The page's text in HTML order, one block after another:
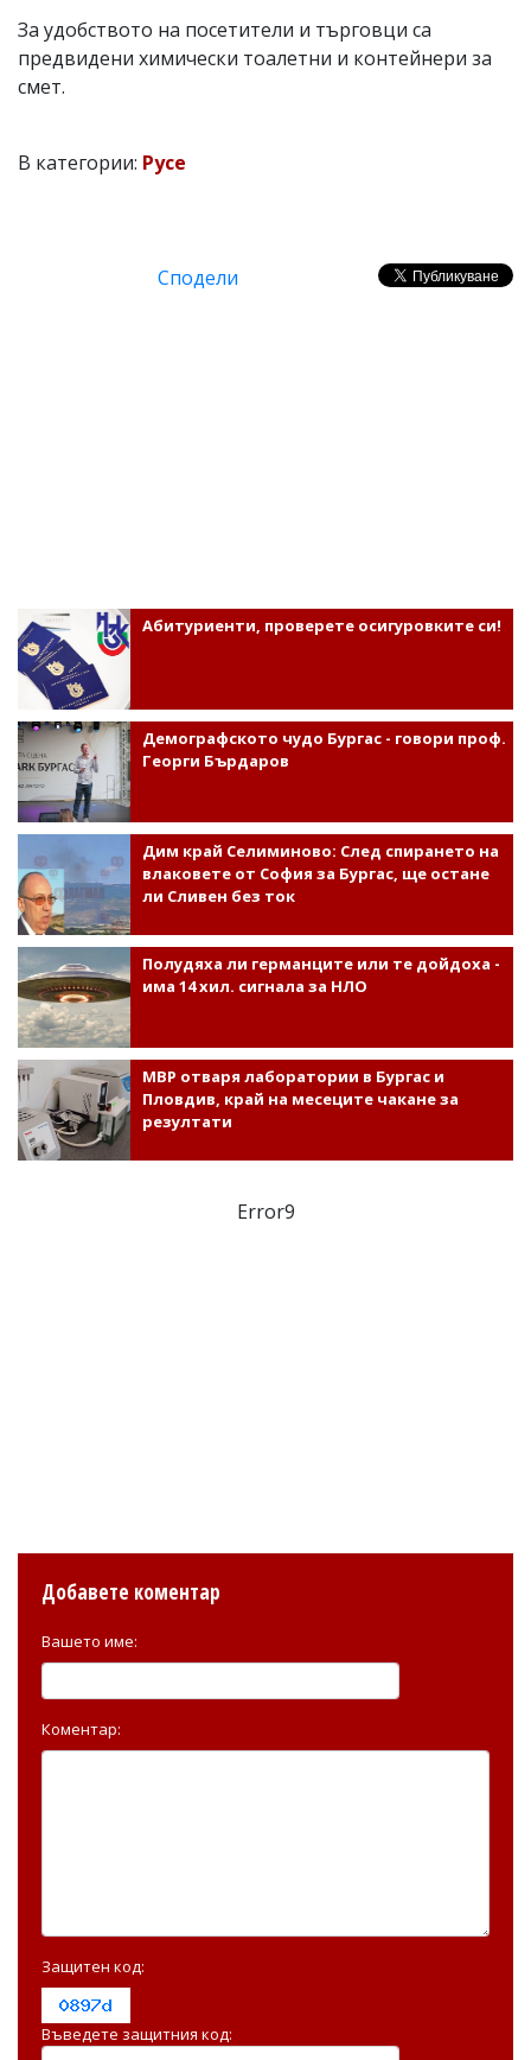
За удобството на посетители и търговци са
предвидени химически тоалетни и контейнери за
смет.
В категории: Русе
Сподели
Абитуриенти, проверете осигуровките си!
Демографското чудо Бургас - говори проф.
Георги Бърдаров
Дим край Селиминово: След спирането на
влаковете от София за Бургас, ще остане
ли Сливен без ток
Полудяха ли германците или те дойдоха -
има 14 хил. сигнала за НЛО
МВР отваря лаборатории в Бургас и
Пловдив, край на месеците чакане за
резултати
Error9
Добавете коментар
Вашето име:
Коментар:
Защитен код:
Въведете защитния код: